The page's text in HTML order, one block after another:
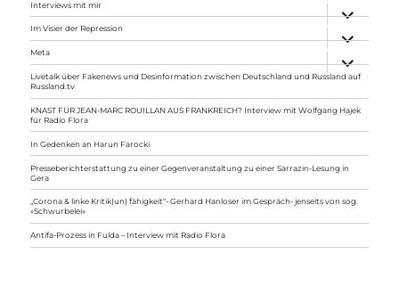
Interviews mit mir
anzeigen
Im Visier der Repression
anzeigen
Meta
anzeigen
Livetalk über Fakenews und Desinformation zwischen Deutschland und Russland auf
Russland.tv
KNAST FÜR JEAN-MARC ROUILLAN AUS FRANKREICH? Interview mit Wolfgang Hajek
für Radio Flora
In Gedenken an Harun Farocki
Presseberichterstattung zu einer Gegenveranstaltung zu einer Sarrazin-Lesung in
Gera
„Corona & linke Kritik(un) fähigkeit“- Gerhard Hanloser im Gespräch- jenseits von sog.
»Schwurbelei«
Antifa-Prozess in Fulda – Interview mit Radio Flora